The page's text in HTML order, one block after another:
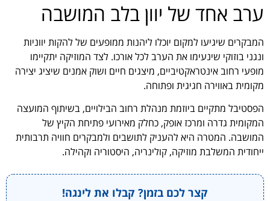
ערב אחד של יוון בלב המושבה
המבקרים שיגיעו למקום יוכלו ליהנות ממופעים של להקות יווניות
ונגני בוזוקי שינעימו את הערב לכל אורכו. לצד המוזיקה יתקיימו
מופעי רחוב אינטראקטיביים, מיצגים חיים ושוק אמנים שיציג יצירה
מקומית באווירה חגיגית ופתוחה.
הפסטיבל מתקיים ביוזמת מנהלת רחוב הבילויים, בשיתוף המועצה
המקומית גדרה ומרכז אופק, כחלק מאירועי פתיחת הקיץ של
המושבה. המטרה היא להעניק לתושבים ולמבקרים חוויה תרבותית
ייחודית המשלבת מוזיקה, קולינריה, היסטוריה וקהילה.
קצר לכם בזמן? קבלו את לינגה!